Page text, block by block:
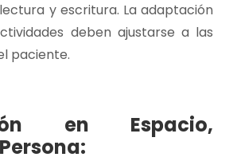
y escritura. La adaptación
deben ajustarse a las
paciente.
en Espacio,